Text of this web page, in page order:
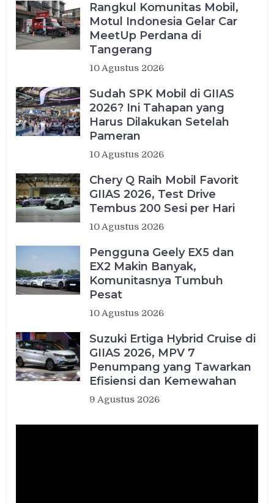
Rangkul Komunitas Mobil,
Motul Indonesia Gelar Car
MeetUp Perdana di
Tangerang
10 Agustus 2026
Sudah SPK Mobil di GIIAS
2026? Ini Tahapan yang
Harus Dilakukan Setelah
Pameran
10 Agustus 2026
Chery Q Raih Mobil Favorit
GIIAS 2026, Test Drive
Tembus 200 Sesi per Hari
10 Agustus 2026
Pengguna Geely EX5 dan
EX2 Makin Banyak,
Komunitasnya Tumbuh
Pesat
10 Agustus 2026
Suzuki Ertiga Hybrid Cruise di
GIIAS 2026, MPV 7
Penumpang yang Tawarkan
Efisiensi dan Kemewahan
9 Agustus 2026